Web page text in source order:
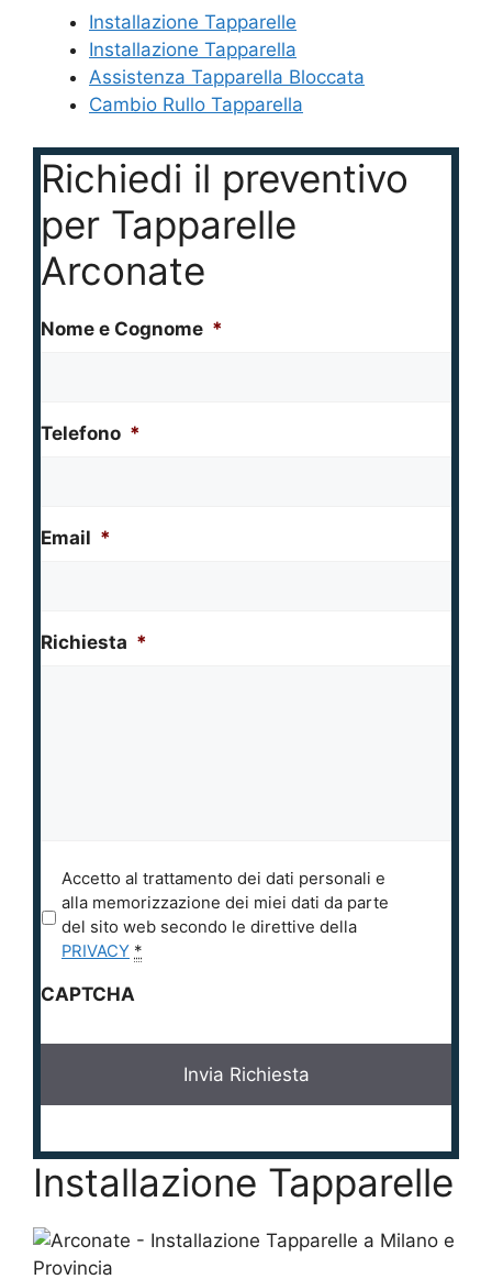
Installazione Tapparelle
Installazione Tapparella
Assistenza Tapparella Bloccata
Cambio Rullo Tapparella
Richiedi il preventivo
per Tapparelle
Arconate
Nome e Cognome *
Telefono *
Email *
Richiesta *
i
c
*
Accetto al trattamento dei dati personali e
alla memorizzazione dei miei dati da parte
del sito web secondo le direttive della
PRIVACY *
CAPTCHA
Installazione Tapparelle